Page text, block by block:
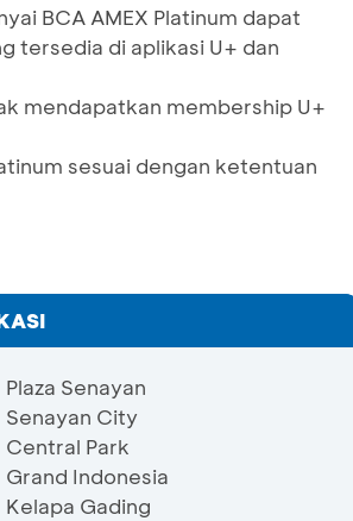
BCA AMEX Platinum dapat
tersedia di aplikasi U+ dan
mendapatkan membership U+
sesuai dengan ketentuan
Plaza Senayan
Senayan City
Central Park
Grand Indonesia
Kelapa Gading